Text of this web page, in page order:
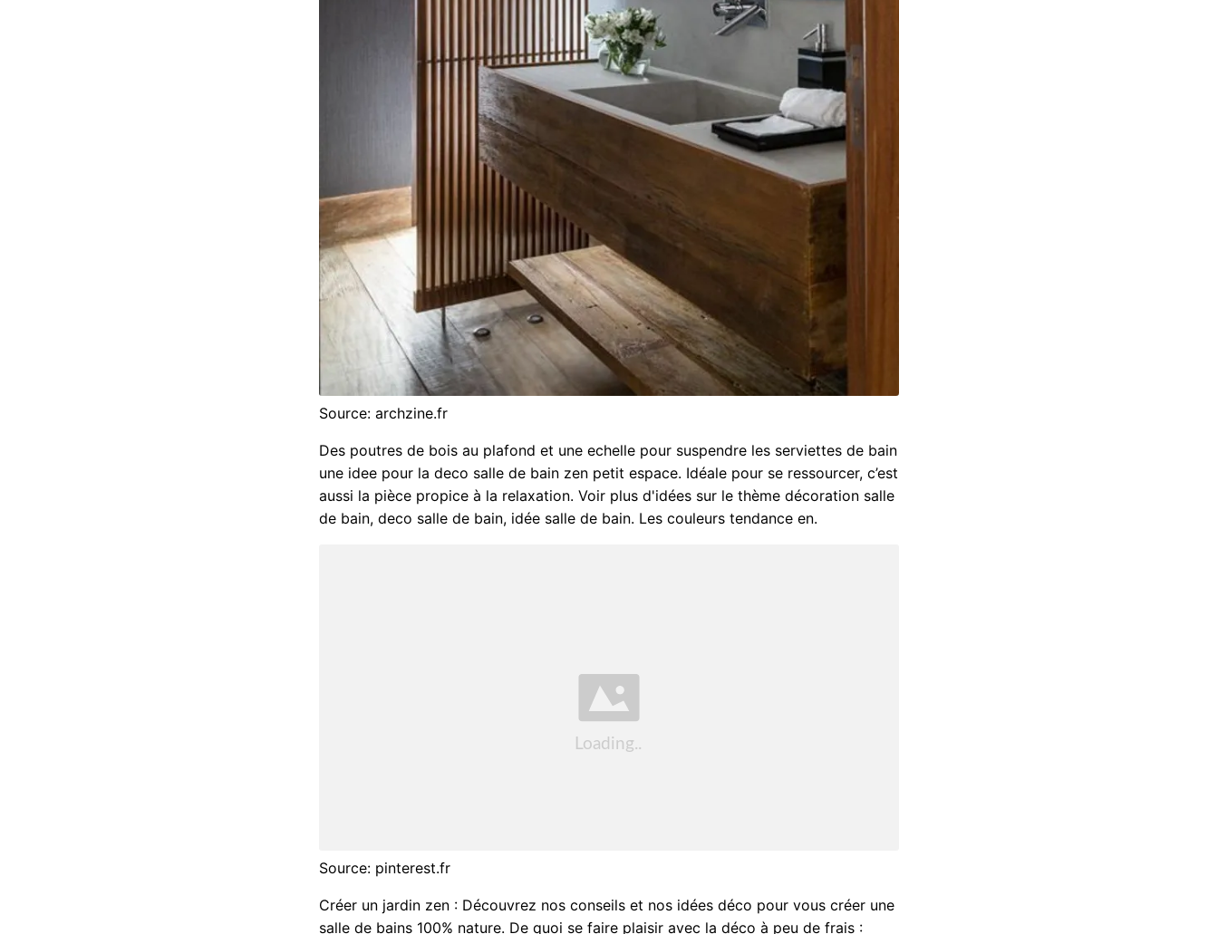
Source: archzine.fr
Des poutres de bois au plafond et une echelle pour suspendre les serviettes de bain
une idee pour la deco salle de bain zen petit espace. Idéale pour se ressourcer, c’est
aussi la pièce propice à la relaxation. Voir plus d'idées sur le thème décoration salle
de bain, deco salle de bain, idée salle de bain. Les couleurs tendance en.
Source: pinterest.fr
Créer un jardin zen : Découvrez nos conseils et nos idées déco pour vous créer une
salle de bains 100% nature. De quoi se faire plaisir avec la déco à peu de frais :